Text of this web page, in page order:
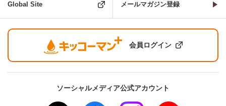
Global Site メールマガジン登録
会員ログイン
ソーシャルメディア公式アカウント